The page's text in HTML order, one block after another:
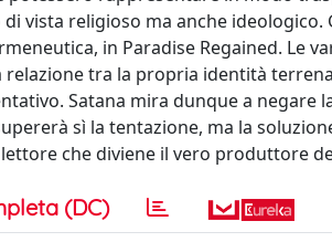
vista religioso ma anche ideologico.
in Paradise Regained. Le
tra la propria identità
Satana mira dunque a negare
sì la tentazione, ma la
che diviene il vero produttore
(DC)